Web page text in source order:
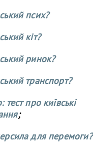
псих?
кіт?
ринок?
транспорт?
тест про київські
;
для перемоги?